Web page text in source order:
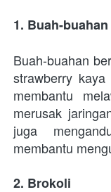
1. Buah-
Buah-buahan
strawberry
membantu
merusak
juga
membantu
2. Brokoli